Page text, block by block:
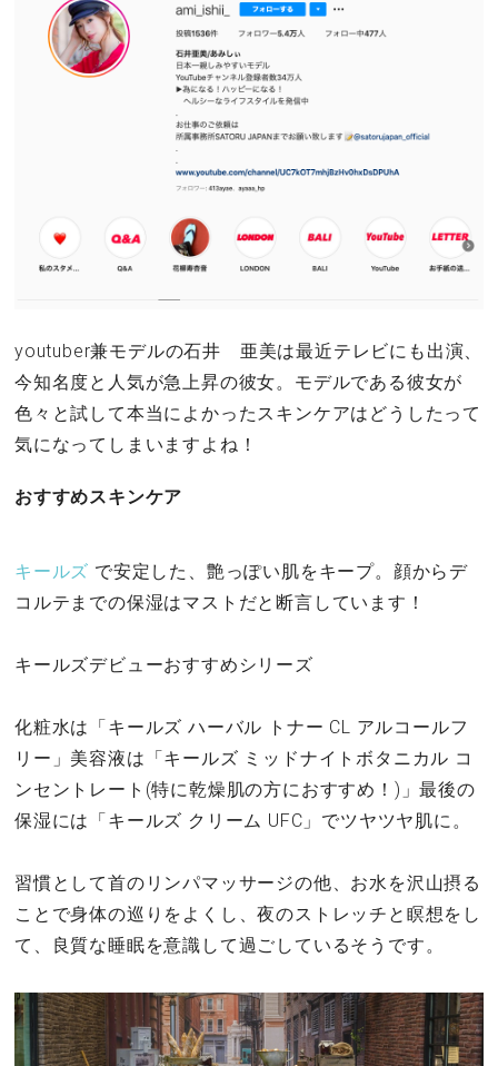
youtuber兼モデルの石井 亜美は最近テレビにも出演、
今知名度と人気が急上昇の彼女。モデルである彼女が
色々と試して本当によかったスキンケアはどうしたって
気になってしまいますよね！
おすすめスキンケア
キールズ で安定した、艶っぽい肌をキープ。顔からデ
コルテまでの保湿はマストだと断言しています！
キールズデビューおすすめシリーズ
化粧水は「キールズ ハーバル トナー CL アルコールフ
リー」美容液は「キールズ ミッドナイトボタニカル コ
ンセントレート(特に乾燥肌の方におすすめ！)」最後の
保湿には「キールズ クリーム UFC」でツヤツヤ肌に。
習慣として首のリンパマッサージの他、お水を沢山摂る
ことで身体の巡りをよくし、夜のストレッチと瞑想をし
て、良質な睡眠を意識して過ごしているそうです。